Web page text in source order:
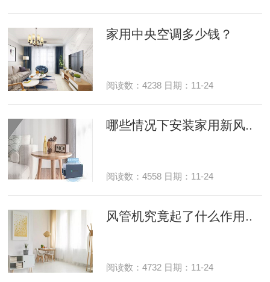
家用中央空调多少钱？
阅读数：4238 日期：11-24
哪些情况下安装家用新风..
阅读数：4558 日期：11-24
风管机究竟起了什么作用..
阅读数：4732 日期：11-24